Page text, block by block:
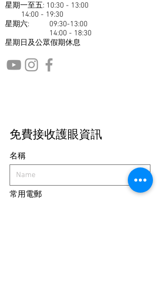
星期一至五: 10:30 - 13:00
14:00 - 19:30
​​星期六: 09:30-13:00
14:00 - 18:30
星期日及公眾假期休息
免費接收護眼資訊
名稱
常用電郵